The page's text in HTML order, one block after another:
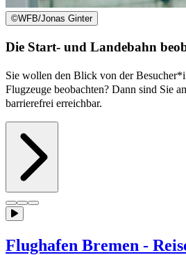
©WFB/Jonas Ginter
Die Start- und Landebahn
Sie wollen den Blick von der
Flugzeuge beobachten? Dann sind Sie
barrierefrei erreichbar.
Flughafen Bremen -